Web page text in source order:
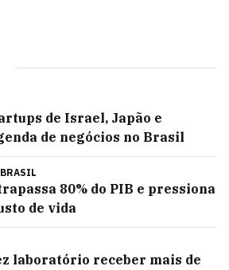
de Israel, Japão e
de negócios no Brasil
80% do PIB e pressiona
de vida
laboratório receber mais de